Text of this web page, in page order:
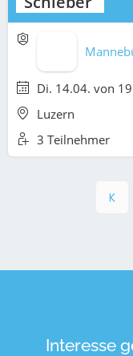
Di. 14.04. von
Luzern
3 Teilnehmer
Interesse